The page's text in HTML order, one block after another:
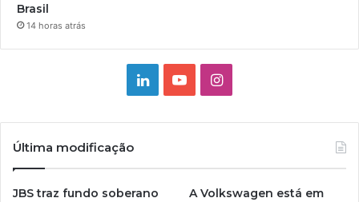
Brasil
14 horas atrás
LinkedinYouTubeInstagram
Última modificação
JBS traz fundo soberano
A Volkswagen está em